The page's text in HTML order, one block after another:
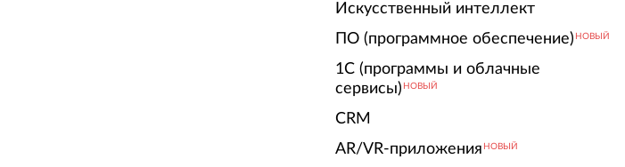
Искусственный интеллект
ПО (программное обеспечение) НОВЫЙ
1С (программы и облачные
сервисы) НОВЫЙ
CRM
AR/VR-приложения НОВЫЙ